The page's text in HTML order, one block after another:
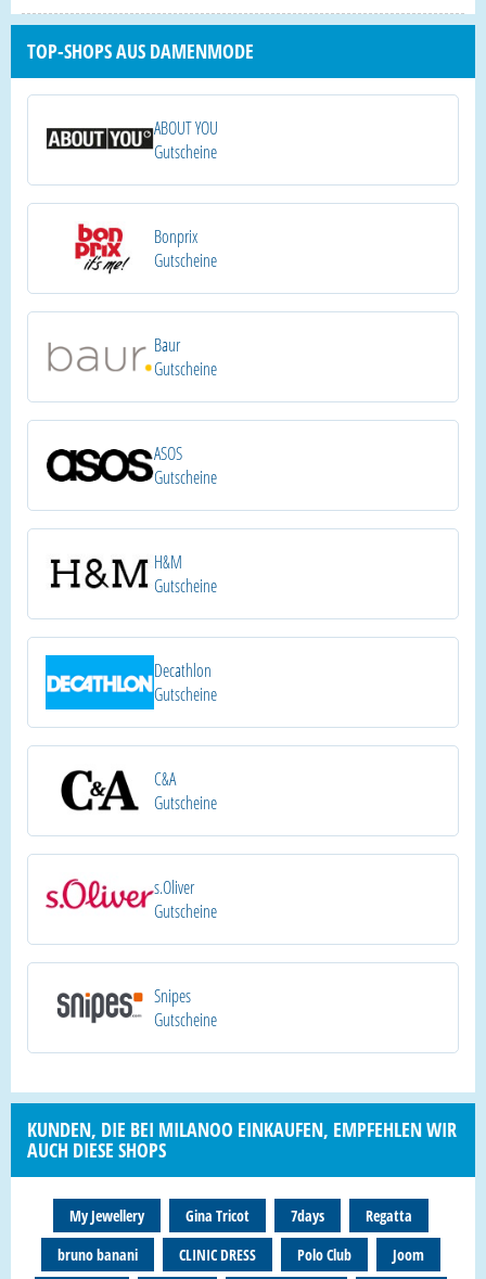
TOP-SHOPS AUS DAMENMODE
ABOUT YOU
Gutscheine
Bonprix
Gutscheine
Baur
Gutscheine
ASOS
Gutscheine
H&M
Gutscheine
Decathlon
Gutscheine
C&A
Gutscheine
s.Oliver
Gutscheine
Snipes
Gutscheine
KUNDEN, DIE BEI MILANOO EINKAUFEN, EMPFEHLEN WIR
AUCH DIESE SHOPS
My Jewellery Gina Tricot 7days
Regatta
bruno banani
CLINIC DRESS Polo Club
Joom